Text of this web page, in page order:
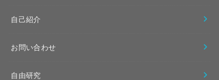
自己紹介
お問い合わせ
自由研究